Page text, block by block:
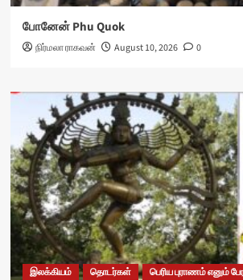
போனேன் Phu Quok
நிர்மலா ராகவன் August 10, 2026 0
இலக்கியம் தொடர்கள் பெரிய புராணம் எனும்